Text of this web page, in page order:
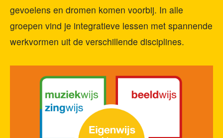
gevoelens en dromen komen voorbij. In alle
groepen vind je integratieve lessen met spannende
werkvormen uit de verschillende disciplines.